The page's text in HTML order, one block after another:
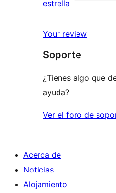
estrellas
0
de
estrellas
estrella
Your review
Soporte
¿Tienes algo que
ayuda?
Ver el foro de
Acerca de
Noticias
Alojamiento